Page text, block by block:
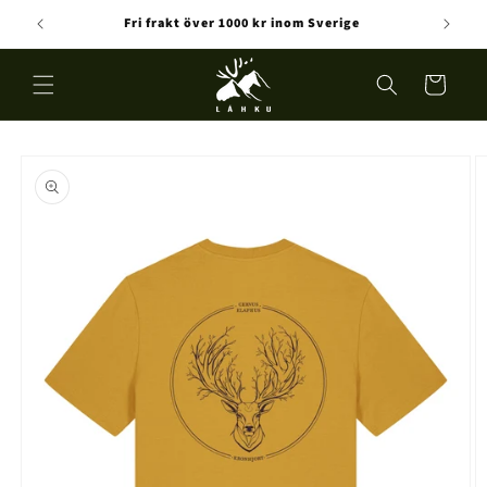
vidare
till
innehåll
Fri frakt över 1000 kr inom Sverige
Varukorg